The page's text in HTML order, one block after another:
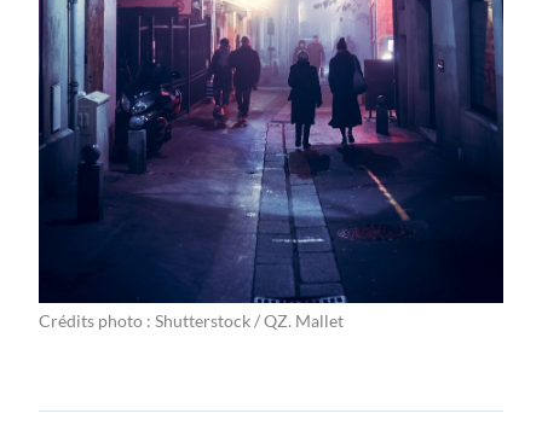
Crédits photo : Shutterstock / QZ. Mallet